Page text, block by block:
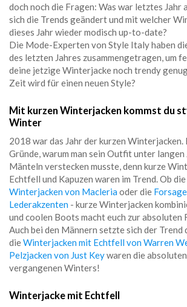
doch noch die Fragen: Was war letztes Jahr
sich die Trends geändert und mit welcher
dieses Jahr wieder modisch up-to-date?
Die Mode-Experten von Style Italy haben
des letzten Jahres zusammengetragen, um
deine jetzige Winterjacke noch trendy
Zeit wird für einen neuen Style?
Mit kurzen Winterjacken kommst du
Winter
2018 war das Jahr der kurzen Winterjacken.
Gründe, warum man sein Outfit unter langen
Mänteln verstecken musste, denn kurze
Echtfell und Kapuzen waren im Trend. Ob die
Winterjacken von Macleriaoder die
Lederakzenten - kurze Winterjacken
und coolen Boots macht euch zur absoluten
Auch bei den Männern setzte sich der Trend
dieWinterjacken mit Echtfell von Warren
Pelzjacken von Just Keywaren die
vergangenen Winters!
Winterjacke mit Echtfell